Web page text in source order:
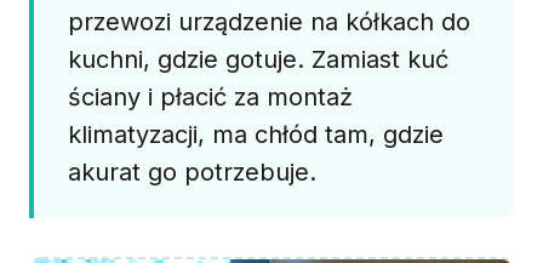
przewozi urządzenie na kółkach do
kuchni, gdzie gotuje. Zamiast kuć
ściany i płacić za montaż
klimatyzacji, ma chłód tam, gdzie
akurat go potrzebuje.